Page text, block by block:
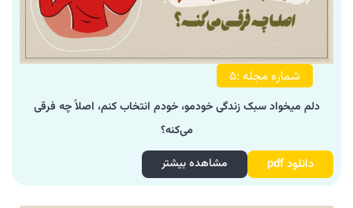
شماره مجله :۵
دلم میخواد سبک زندگی خودمو، خودم انتخاب کنم، اصلاً چه فرقی
می‌کنه؟
دانلود pdf مشاهده بیشتر